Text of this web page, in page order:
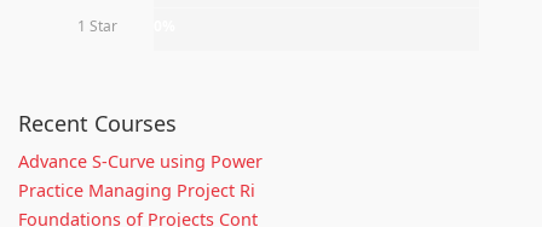
1 Star
Recent Courses
Advance S-Curve using Power
Practice Managing Project Ri
Foundations of Projects Cont